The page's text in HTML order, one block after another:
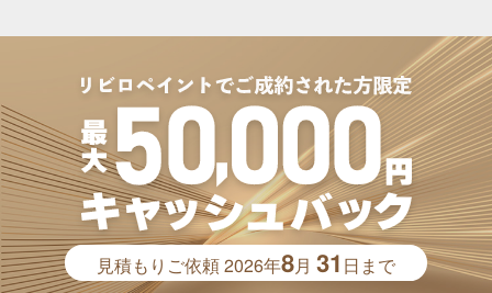
見積もりご依頼2026年8月31 日まで